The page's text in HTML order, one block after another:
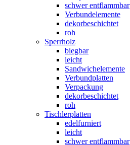
schwer entflammbar
Verbundelemente
dekorbeschichtet
roh
Sperrholz
biegbar
leicht
Sandwichelemente
Verbundplatten
Verpackung
dekorbeschichtet
roh
Tischlerplatten
edelfurniert
leicht
schwer entflammbar